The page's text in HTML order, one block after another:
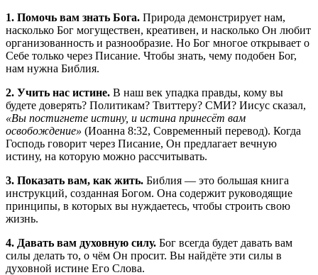
1. Помочь вам знать Бога. Природа демонстрирует нам,
насколько Бог могуществен, креативен, и насколько Он любит
организованность и разнообразие. Но Бог многое открывает о
Себе только через Писание. Чтобы знать, чему подобен Бог,
нам нужна Библия.
2. Учить нас истине. В наш век упадка правды, кому вы
будете доверять? Политикам? Твиттеру? СМИ? Иисус сказал,
«Вы постигнете истину, и истина принесёт вам
освобождение» (Иоанна 8:32, Современный перевод). Когда
Господь говорит через Писание, Он предлагает вечную
истину, на которую можно рассчитывать.
3. Показать вам, как жить. Библия — это большая книга
инструкций, созданная Богом. Она содержит руководящие
принципы, в которых вы нуждаетесь, чтобы строить свою
жизнь.
4. Давать вам духовную силу. Бог всегда будет давать вам
силы делать то, о чём Он просит. Вы найдёте эти силы в
духовной истине Его Слова.